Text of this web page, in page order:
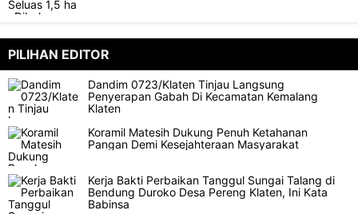
PILIHAN EDITOR
Dandim 0723/Klaten Tinjau Langsung
Penyerapan Gabah Di Kecamatan Kemalang
Klaten
Koramil Matesih Dukung Penuh Ketahanan
Pangan Demi Kesejahteraan Masyarakat
Kerja Bakti Perbaikan Tanggul Sungai Talang di
Bendung Duroko Desa Pereng Klaten, Ini Kata
Babinsa